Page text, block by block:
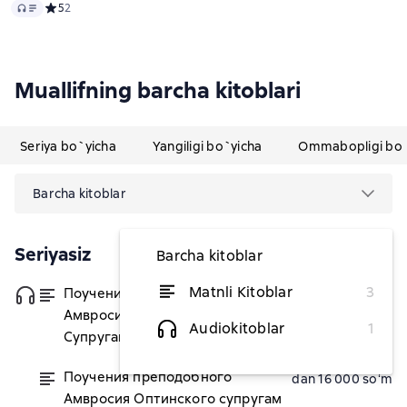
Audio Средний рейтинг 5 на основе 2 оценок
52
Muallifning barcha kitoblari
Seriya bo`yicha Yangiligi bo`yicha Ommabopligi
Barcha kitoblar
Barcha kitoblar
Matnli Kitoblar
3
Audiokitoblar
1
Seriyasiz
Поучения преподобного
Амвросия Оптинского.
Супругам и родителям
dan 50 763,64 soʻm
Поучения преподобного
Амвросия Оптинского супругам
dan 16 000 soʻm